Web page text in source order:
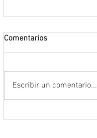
Comentarios
Escribir un comentario...